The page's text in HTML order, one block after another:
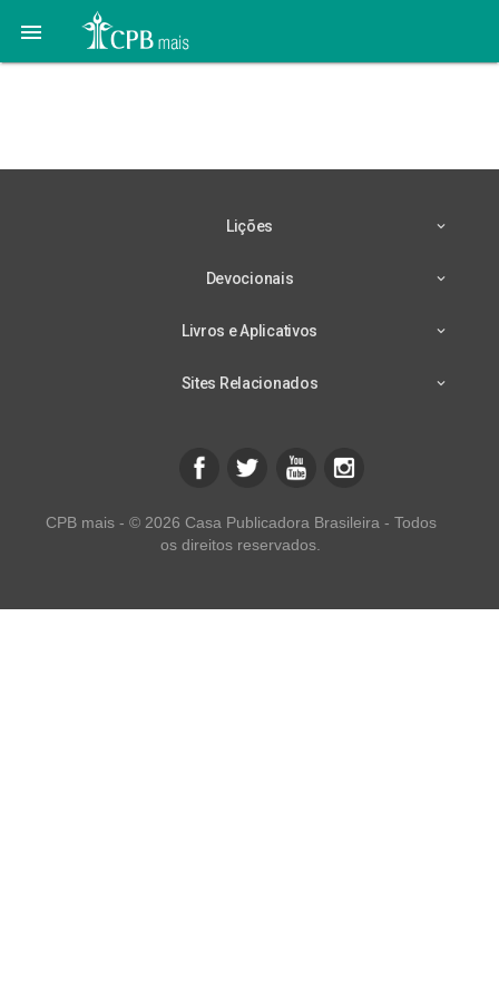

Lições
Devocionais
Livros e Aplicativos
Sites Relacionados
CPB mais - © 2026 Casa Publicadora Brasileira - Todos
os direitos reservados.